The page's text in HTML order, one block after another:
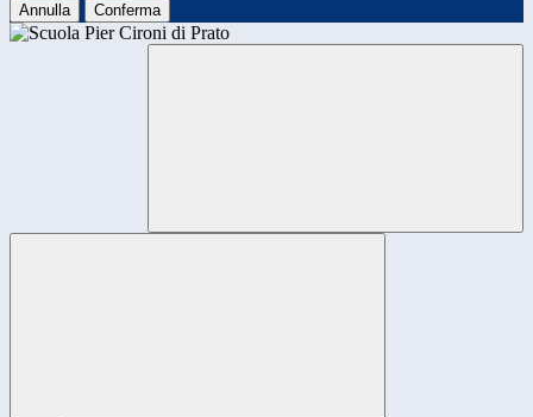
Annulla Conferma